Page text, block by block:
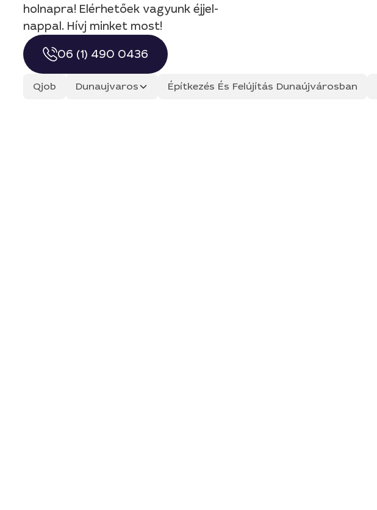
holnapra! Elérhetőek vagyunk éjjel-
nappal. Hívj minket most!
06 (1) 490 0436
Qjob Dunaujvaros Építkezés És Felújítás Dunaújvárosban